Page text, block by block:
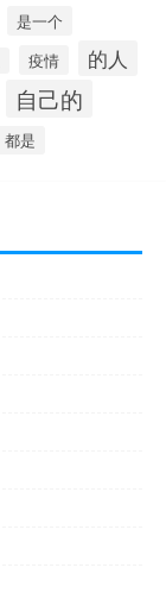
是一个
疫情 的人
自己的
都是